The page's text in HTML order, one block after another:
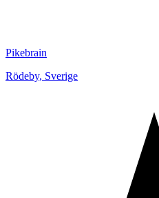
Pikebrain
Rödeby, Sverige